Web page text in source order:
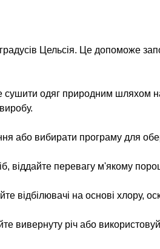
Цельсія. Це допоможе
одяг природним шляхом на
або вибирати програму для
віддайте перевагу м'якому
відбілювачі на основі хлору,
вивернуту річ або